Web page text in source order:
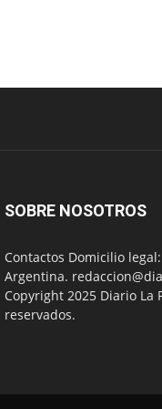
SOBRE NOSOTROS
Contactos Domicilio
Argentina.
Copyright 2025 Diario La
reservados.